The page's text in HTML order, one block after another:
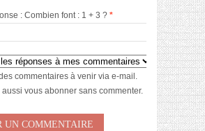
: Combien font : 1 + 3 ? *
commentaires à venir via e-mail.
aussi vous abonner sans commenter.